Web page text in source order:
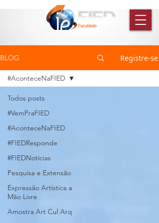
BLOG Registre-se
Todos posts
#VemPraFIED
#AconteceNaFIED
#FIEDResponde
#FIEDNotícias
Pesquisa e Extensão
Expressão Artística a
Mão Livre
Amostra Art Cul Arq
#AconteceNaFIED